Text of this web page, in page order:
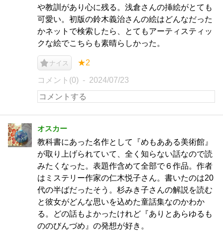
や教訓があり心に残る。浅倉さんの挿絵がとても
可愛い。初版の鈴木義治さんの絵はどんなだった
かネットで検索したら、とてもアーティスティッ
クな絵でこちらも素晴らしかった。
ナイス ★2
コメント(0) 2024/07/23
オスカー
教科書にあった名作として『めもあある美術館』
が取り上げられていて、全く知らない話なので読
みたくなった。表題作含めて全部で６作品。作者
はミステリー作家の仁木悦子さん。書いたのは20
代の半ばだったそう。杉みき子さんの解説を読む
と彼女がどんな思いを込めた童話集なのかわか
る。どの話もよかったけれど『ありとあらゆるも
ののびんづめ』の発想が好き。